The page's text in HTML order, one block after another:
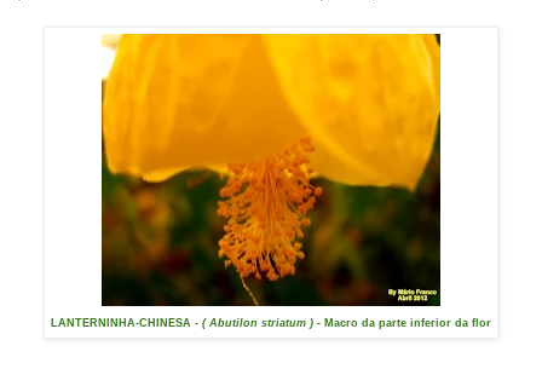
LANTERNINHA-CHINESA - ( Abutilon striatum ) - Macro da parte inferior da flor